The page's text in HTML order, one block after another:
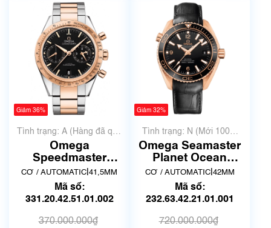
Giảm 36%
Tình trạng: A (Hàng đã qua
sử dụng nhưng rất đẹp,
không có xước)
Omega
Speedmaster
331.20.42.51.01.002
| Siêu lướt
CƠ / AUTOMATIC 41,5MM
Mã số:
331.20.42.51.01.002
370.000.000₫
Giảm 32%
Tình trạng: N (Mới 100%
chưa qua sử dụng)
Omega Seamaster
Planet Ocean
232.63.42.21.01.001
| New fullbox
CƠ / AUTOMATIC| 42MM
Mã số:
232.63.42.21.01.001
720.000.000₫